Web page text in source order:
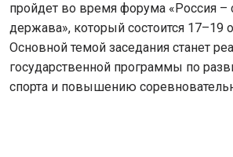
пройдет во время форума «Россия –
держава», который состоится 17–19
Основной темой заседания станет
государственной программы по
спорта и повышению